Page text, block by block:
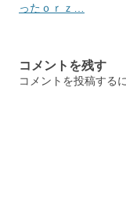
稿
ゲ
ったｏｒｚ…
コメントを残す
コメントを投稿する